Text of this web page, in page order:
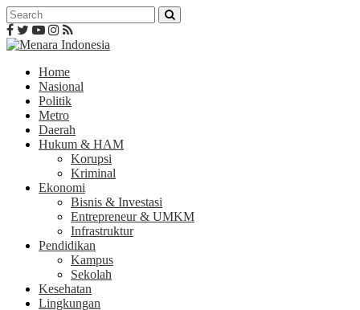
Home
Nasional
Politik
Metro
Daerah
Hukum & HAM
Korupsi
Kriminal
Ekonomi
Bisnis & Investasi
Entrepreneur & UMKM
Infrastruktur
Pendidikan
Kampus
Sekolah
Kesehatan
Lingkungan